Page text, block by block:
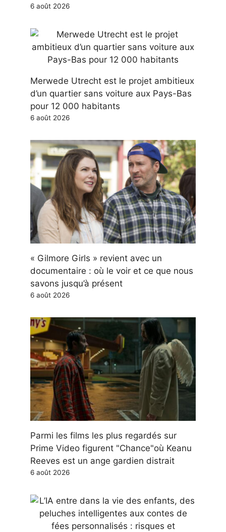
6 août 2026
Merwede Utrecht est le projet ambitieux
d’un quartier sans voiture aux Pays-Bas
pour 12 000 habitants
6 août 2026
« Gilmore Girls » revient avec un
documentaire : où le voir et ce que nous
savons jusqu’à présent
6 août 2026
Parmi les films les plus regardés sur
Prime Video figurent "Chance"où Keanu
Reeves est un ange gardien distrait
6 août 2026